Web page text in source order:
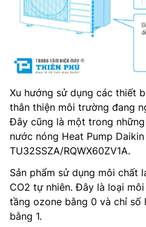
Xu hướng sử dụng các thiết
thân thiện môi trường đang
Đây cũng là một trong
nước nóng Heat Pump Daikin
TU32SSZA/RQWX60ZV1A.
Sản phẩm sử dụng môi chất
CO2 tự nhiên. Đây là loại
tầng ozone bằng 0 và chỉ số
bằng 1.